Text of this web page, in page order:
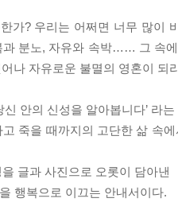
가? 우리는 어쩌면 너무 많이
분노, 자유와 속박…… 그 속에
어나 자유로운 불멸의 영혼이
신 안의 신성을 알아봅니다’ 라
죽을 때까지의 고단한 삶 속
글과 사진으로 오롯이 담아
행복으로 이끄는 안내서이다.